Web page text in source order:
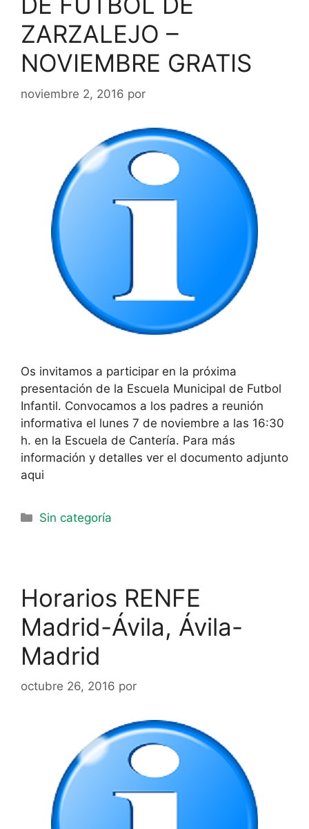
ZARZALEJO –
NOVIEMBRE GRATIS
noviembre 2, 2016 por
Os invitamos a participar en la próxima
presentación de la Escuela Municipal de Futbol
Infantil. Convocamos a los padres a reunión
informativa el lunes 7 de noviembre a las 16:30
h. en la Escuela de Cantería. Para más
información y detalles ver el documento adjunto
aqui
Sin categoría
Horarios RENFE
Madrid-Ávila, Ávila-
Madrid
octubre 26, 2016 por